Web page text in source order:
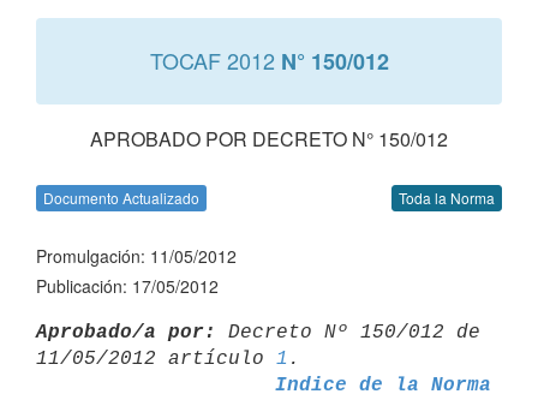
TOCAF 2012 N° 150/012
APROBADO POR DECRETO N° 150/012
Documento Actualizado Toda la Norma
Promulgación: 11/05/2012
Publicación: 17/05/2012
Aprobado/a por:
Decreto Nº 150/012 de
11/05/2012 artículo 1
Indice de la Norma